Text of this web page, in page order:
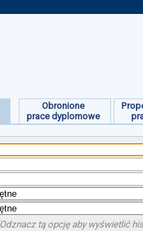
Obronione
prace dyplomowe
tą opcję aby wyświetlić